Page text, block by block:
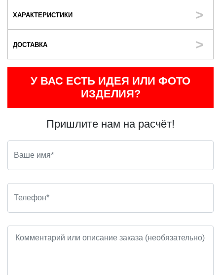
ХАРАКТЕРИСТИКИ
ДОСТАВКА
У ВАС ЕСТЬ ИДЕЯ ИЛИ ФОТО
ИЗДЕЛИЯ?
Пришлите нам на расчёт!